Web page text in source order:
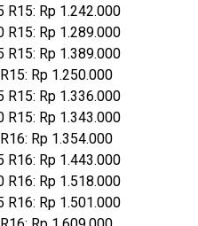
R15: Rp 1.242.000
R15: Rp 1.289.000
R15: Rp 1.389.000
Rp 1.250.000
R15: Rp 1.336.000
R15: Rp 1.343.000
Rp 1.354.000
R16: Rp 1.443.000
R16: Rp 1.518.000
R16: Rp 1.501.000